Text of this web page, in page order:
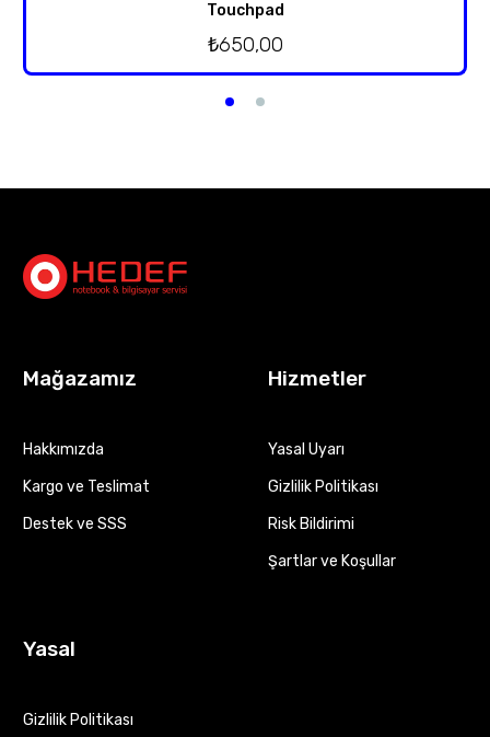
Touchpad
₺650,00
Mağazamız
Hakkımızda
Kargo ve Teslimat
Destek ve SSS
Hizmetler
Yasal Uyarı
Gizlilik Politikası
Risk Bildirimi
Şartlar ve Koşullar
Yasal
Gizlilik Politikası